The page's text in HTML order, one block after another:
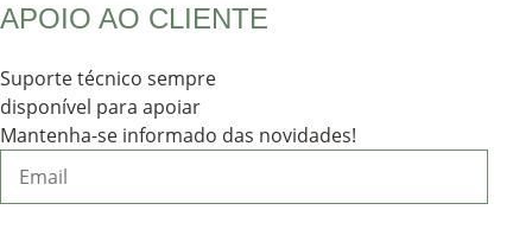
APOIO AO CLIENTE
Suporte técnico sempre
disponível para apoiar
Mantenha-se informado das novidades!